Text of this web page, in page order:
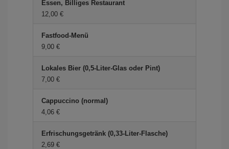
Essen, Billiges Restaurant
12,00 €
Fastfood-Menü
9,00 €
Lokales Bier (0,5-Liter-Glas oder Pint)
7,00 €
Cappuccino (normal)
4,06 €
Erfrischungsgetränk (0,33-Liter-Flasche)
2,69 €